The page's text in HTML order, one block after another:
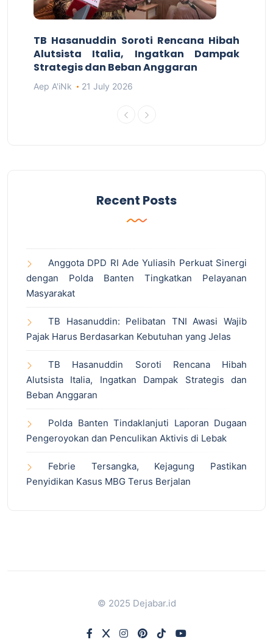
TB Hasanuddin Soroti Rencana Hibah
Alutsista Italia, Ingatkan Dampak
Strategis dan Beban Anggaran
Aep A'iNk 21 July 2026
Recent Posts
Anggota DPD RI Ade Yuliasih Perkuat Sinergi
dengan Polda Banten Tingkatkan Pelayanan
Masyarakat
TB Hasanuddin: Pelibatan TNI Awasi Wajib
Pajak Harus Berdasarkan Kebutuhan yang Jelas
TB Hasanuddin Soroti Rencana Hibah
Alutsista Italia, Ingatkan Dampak Strategis dan
Beban Anggaran
Polda Banten Tindaklanjuti Laporan Dugaan
Pengeroyokan dan Penculikan Aktivis di Lebak
Febrie Tersangka, Kejagung Pastikan
Penyidikan Kasus MBG Terus Berjalan
© 2025 Dejabar.id